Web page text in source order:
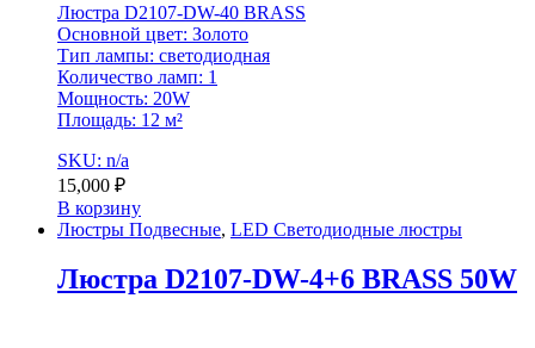
Люстра D2107-DW-40 BRASS
Основной цвет: Золото
Тип лампы: светодиодная
Количество ламп: 1
Мощность: 20W
Площадь: 12 м²
SKU: n/a
15,000 ₽
В корзину
Люстры Подвесные, LED Светодиодные люстры
Люстра D2107-DW-4+6 BRASS 50W